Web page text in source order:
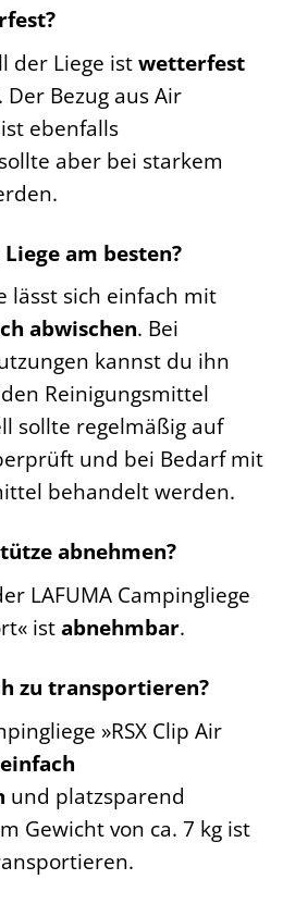
der Liege istwetterfest
. Der Bezug aus Air
ebenfalls
aber bei starkem
am besten?
lässt sich einfach mit
abwischen. Bei
kannst du ihn
Reinigungsmittel
sollte regelmäßig auf
und bei Bedarf mit
behandelt werden.
abnehmen?
LAFUMA Campingliege
istabnehmbar.
zu transportieren?
»RSX Clip Air
einfach
und platzsparend
Gewicht von ca. 7 kg ist